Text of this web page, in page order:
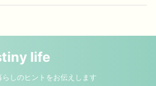
life
しのヒントをお伝えします